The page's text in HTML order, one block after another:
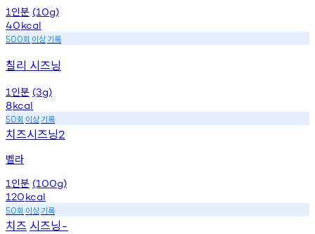
1 인분 (10g)
40kcal
500회 이상기록
칠리 시즈닝
1 인분 (3g)
8kcal
50회 이상기록
치즈시즈닝2
벨라
1 인분 (100g)
120kcal
50회 이상기록
치즈 시즈닝 -